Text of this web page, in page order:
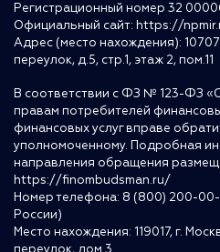
Регистрационный номер 32
Официальный сайт: https://
Адрес (место нахождения):
переулок, д.5, стр.1, этаж 2, пом.11
В соответствии с ФЗ № 123-ФЗ
правам потребителей
финансовых услуг вправе
уполномоченному. Подробная
направления обращения
https://finombudsman.ru/
Номер телефона: 8 (800) 200-00-
России)
Место нахождения: 119017, г.